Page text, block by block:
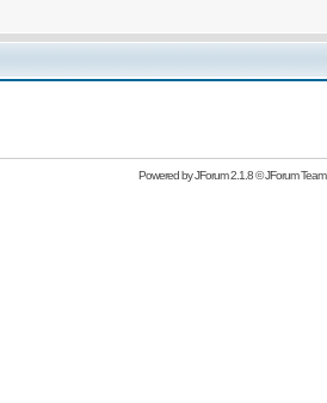
Powered byJForum 2.1.8©JForum Team